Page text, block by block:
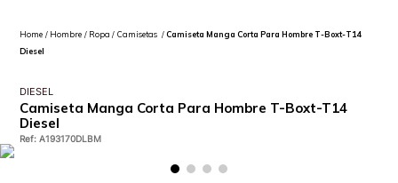
Hombre Ropa Camisetas
Camiseta Manga Corta Para Hombre T-Boxt-T14
Diesel
DIESEL
Camiseta Manga Corta Para Hombre T-Boxt-T14
Diesel
Ref:A193170DLBM